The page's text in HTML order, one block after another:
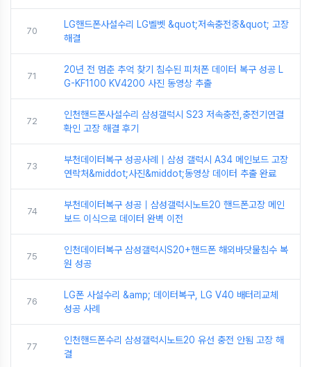
70
LG핸드폰사설수리 LG벨벳 &quot;저속충전중&quot; 고장
해결
71
20년 전 멈춘 추억 찾기 침수된 피처폰 데이터 복구 성공 L
G-KF1100 KV4200 사진 동영상 추출
72
인천핸드폰사설수리 삼성갤럭시 S23 저속충전,충전기연결
확인 고장 해결 후기
73
부천데이터복구 성공사례｜삼성 갤럭시 A34 메인보드 고장
연락처&middot;사진&middot;동영상 데이터 추출 완료
74
부천데이터복구 성공｜삼성갤럭시노트20 핸드폰고장 메인
보드 이식으로 데이터 완벽 이전
75
인천데이터복구 삼성갤럭시S20+핸드폰 해외바닷물침수 복
원 성공
76
LG폰 사설수리 &amp; 데이터복구, LG V40 배터리교체
성공 사례
77
인천핸드폰수리 삼성갤럭시노트20 유선 충전 안됨 고장 해
결